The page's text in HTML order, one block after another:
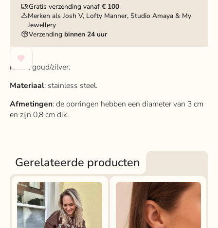
Gratis verzending vanaf€ 100
Merken als Josh V, Lofty Manner, Studio Amaya & My
Jewellery
Verzendingbinnen 24 uur
Kleur: goud/zilver.
Materiaal: stainless steel.
Afmetingen: de oorringen hebben een diameter van 3 cm
en zijn 0,8 cm dik.
Gerelateerde producten